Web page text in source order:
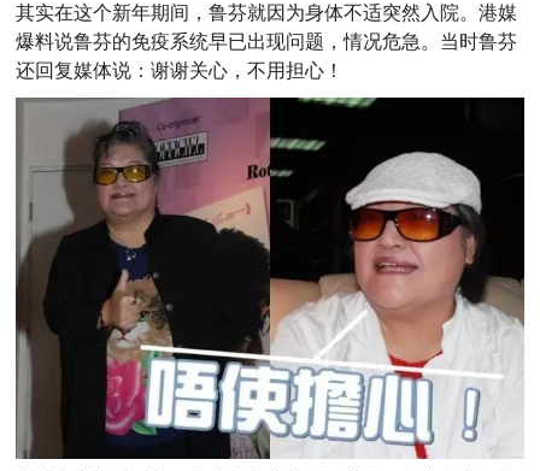
其实在这个新年期间，鲁芬就因为身体不适突然入院。港媒
爆料说鲁芬的免疫系统早已出现问题，情况危急。当时鲁芬
还回复媒体说：谢谢关心，不用担心！